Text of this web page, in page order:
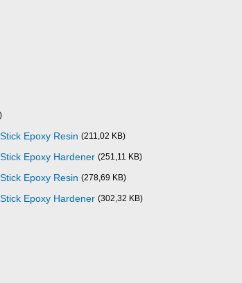
Epoxy Resin (211,02 KB)
Epoxy Hardener (251,11 KB)
Epoxy Resin (278,69 KB)
Epoxy Hardener (302,32 KB)